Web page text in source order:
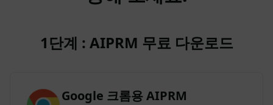
1단계 : AIPRM 무료 다운로드
Google 크롬용 AIPRM